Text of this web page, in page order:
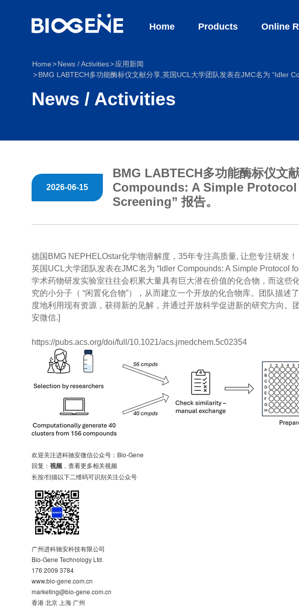
Home Products Online
Home News / Activities
应用新闻
BMG LABTECH多功能酶标仪文献分享,英国UCL大学团队发表在JMC名为 “Idler
News / Activities
2026-06-15
BMG LABTECH多功能酶标仪文
Compounds: A Simple
Screening” 报告。
德国BMG NEPHELOstar化学物溶解度，35年专注高质量, 让您专注研发！
英国UCL大学团队发表在JMC名为 “Idler Compounds: A Simple Protocol
学术药物研发实验室往往会积累大量具有巨大潜在价值的化合物，而这
究的小分子（ “闲置化合物”），从而建立一个开放的化合物库。团队描
度地利用现有资源，获得新的见解，并通过开放科学促进新的研究方向
安微信.]
https://pubs.acs.org/doi/full/10.1021/acs.jmedchem.5c02354
欢迎关注进科驰安微信公众号：Bio-Gene
回复： 视频 ，查看更多相关视频
长按/扫描以下二维码可识别关注公众号
广州进科驰安科技有限公司
Bio-Gene Technology Ltd.
176 2009 3784
www.bio-gene.com.cn
marketing@bio-gene.com.cn
香港 北京 上海 广州